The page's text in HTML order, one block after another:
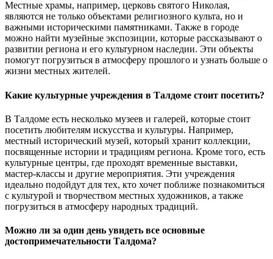
Местные храмы, например, церковь святого Николая,
являются не только объектами религиозного культа, но и
важными историческими памятниками. Также в городе
можно найти музейные экспозиции, которые рассказывают о
развитии региона и его культурном наследии. Эти объекты
помогут погрузиться в атмосферу прошлого и узнать больше о
жизни местных жителей.
Какие культурные учреждения в Талдоме стоит посетить?
В Талдоме есть несколько музеев и галерей, которые стоит
посетить любителям искусства и культуры. Например,
местный исторический музей, который хранит коллекции,
посвященные истории и традициям региона. Кроме того, есть
культурные центры, где проходят временные выставки,
мастер-классы и другие мероприятия. Эти учреждения
идеально подойдут для тех, кто хочет поближе познакомиться
с культурой и творчеством местных художников, а также
погрузиться в атмосферу народных традиций.
Можно ли за один день увидеть все основные
достопримечательности Талдома?